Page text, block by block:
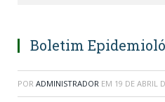
Boletim
POR ADMINISTRADOR EM 19 DE ABRIL